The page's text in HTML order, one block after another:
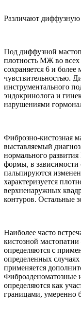
Различают
Под диффузной
плотность МЖ во всех
сохраняется 6 и более
чувствительностью.
инструментального
эндокринолога и
нарушениями
Фиброзно-кистозная
выставляемый
нормального
формы, в зависимости
пальпируются
характеризуется
верхненаружных
контуров. Остальные
Наиболее часто
кистозной
определяются с
определенных
применяется
Фиброаденоматозные
определяются как
границами, умеренно